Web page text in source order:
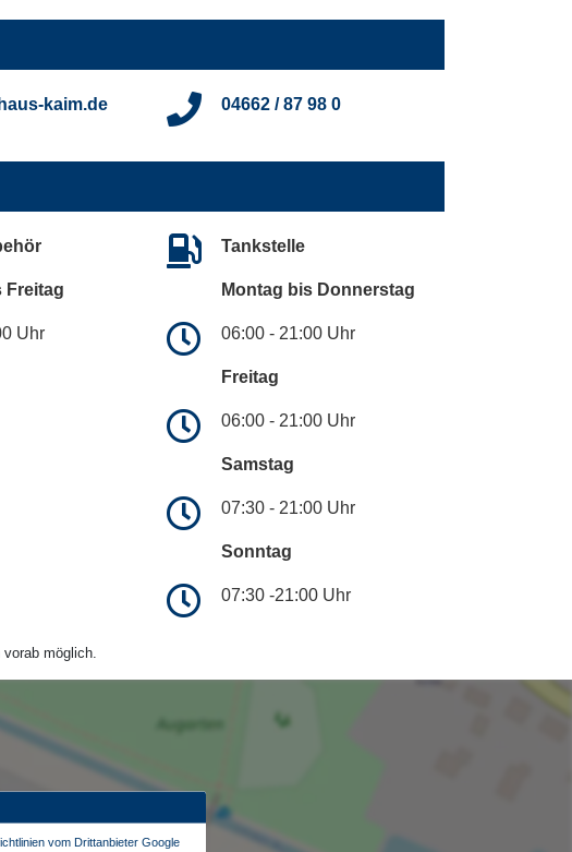
kaim.de 04662 / 87 98 0
Freitag
Uhr
Tankstelle
Montag bis Donnerstag
06:00 - 21:00 Uhr
Freitag
06:00 - 21:00 Uhr
Samstag
07:30 - 21:00 Uhr
Sonntag
07:30 -21:00 Uhr
möglich.
vom Drittanbieter Google